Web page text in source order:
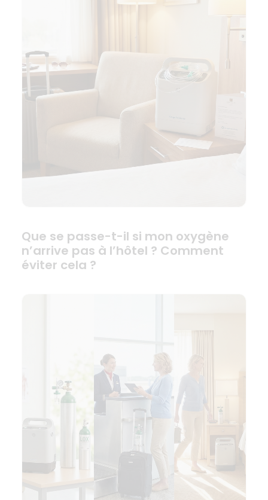
Que se passe-t-il si mon oxygène
n’arrive pas à l’hôtel ? Comment
éviter cela ?